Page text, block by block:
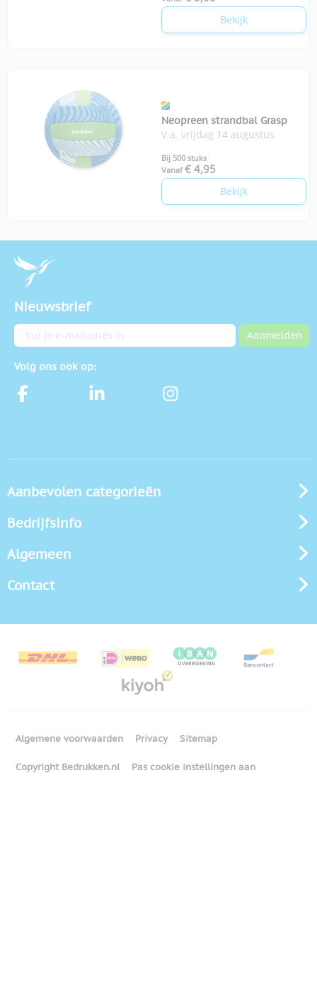
Bekijk
Neopreen strandbal Grasp
V.a. vrijdag 14 augustus
Bij 500 stuks
Vanaf € 4,95
Bekijk
Nieuwsbrief
E-mailadres Aanmelden
Volg ons ook op:
Aanbevolen categorieën
Bedrijfsinfo
Algemeen
Contact
Algemene voorwaarden Privacy Sitemap
Copyright Bedrukken.nl Pas cookie instellingen aan